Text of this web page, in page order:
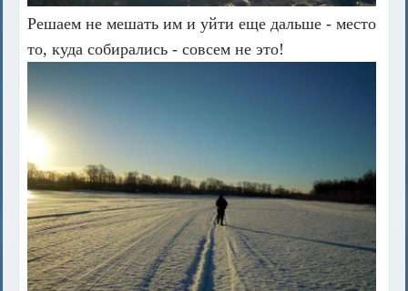
Решаем не мешать им и уйти еще дальше - место
то, куда собирались - совсем не это!